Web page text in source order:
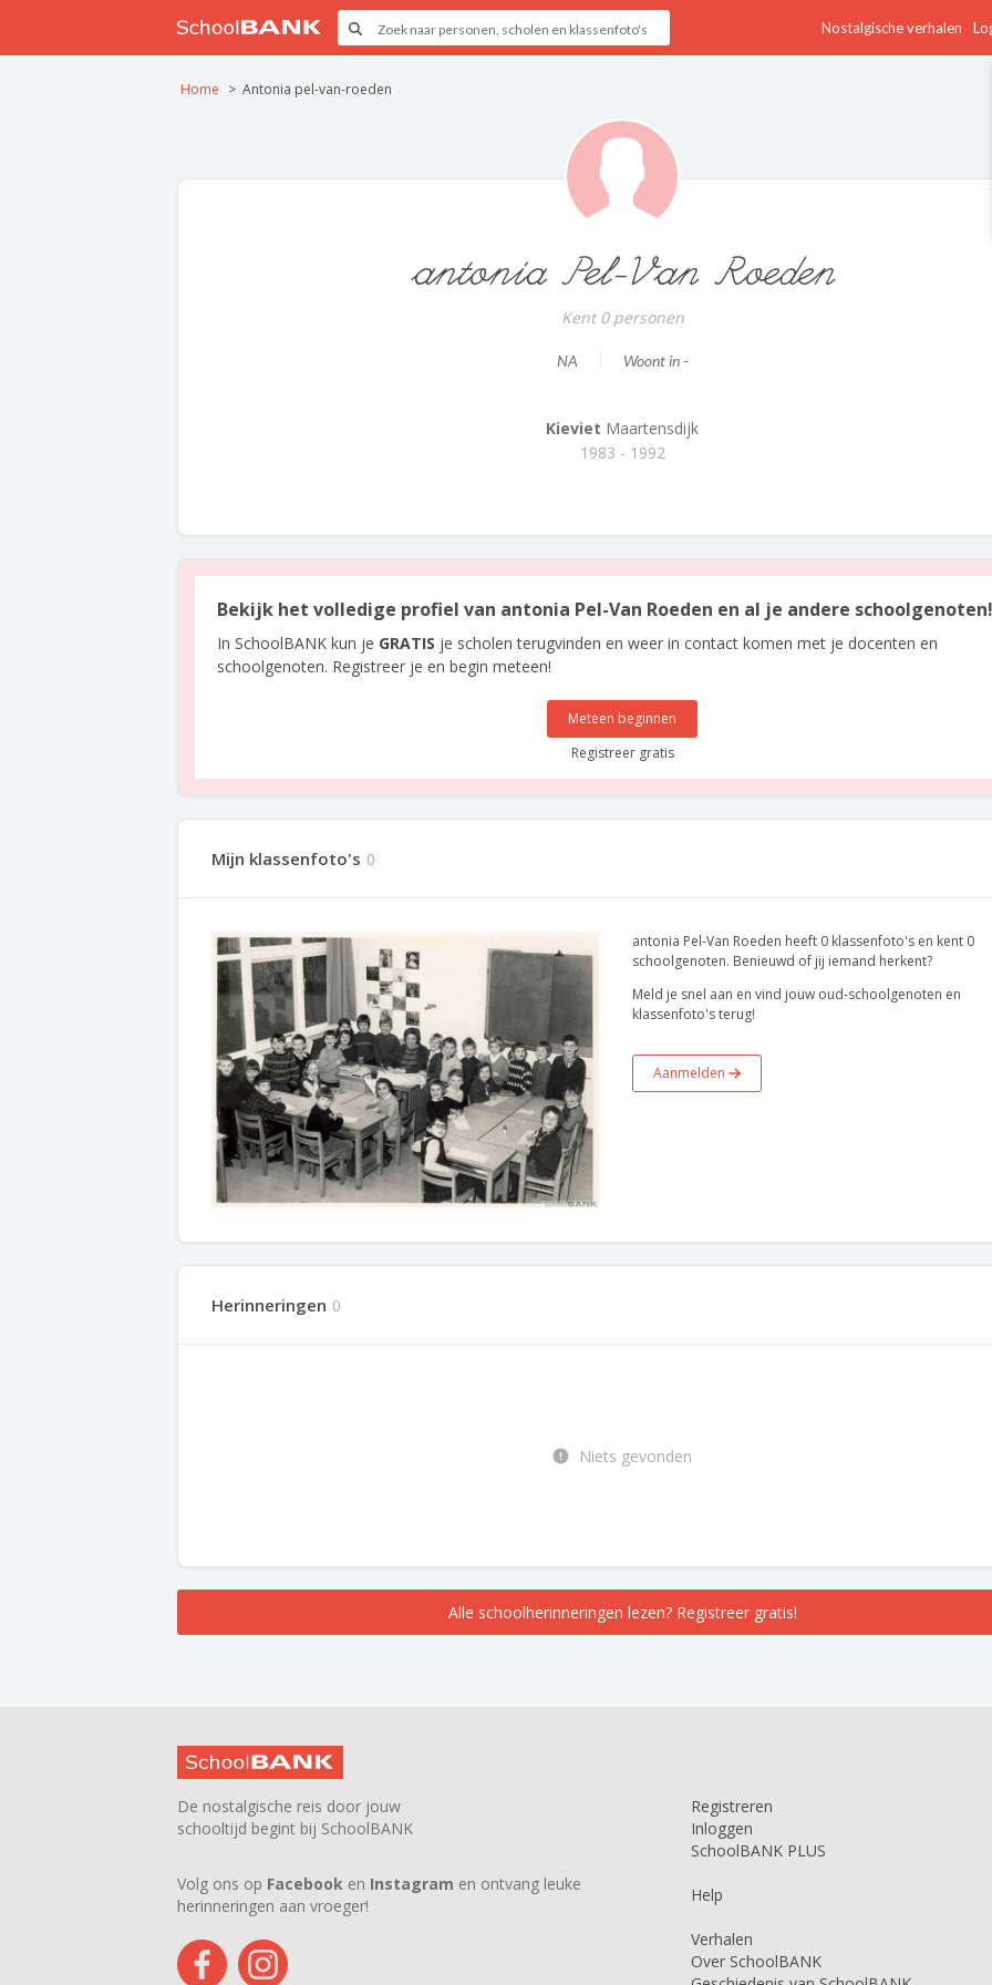
Nostalgische verhalen
Home Antonia pel-van-roeden
antonia Pel-Van Roeden
Kent 0 personen
NA Woont in -
Kieviet Maartensdijk
1983 - 1992
Bekijk het volledige profiel van antonia Pel-Van Roeden en al je andere schoolgenoten!
In SchoolBANK kun je GRATIS je scholen terugvinden en weer in contact komen met je docenten en
schoolgenoten. Registreer je en begin meteen!
Meteen beginnen
Registreer gratis
Mijn klassenfoto's 0
antonia Pel-Van Roeden heeft 0 klassenfoto's en kent 0
schoolgenoten. Benieuwd of jij iemand herkent?
Meld je snel aan en vind jouw oud-schoolgenoten en
klassenfoto's terug!
Aanmelden
Herinneringen 0
Niets gevonden
Alle schoolherinneringen lezen? Registreer gratis!
De nostalgische reis door jouw
schooltijd begint bij SchoolBANK
Volg ons op Facebook en Instagram en ontvang leuke
herinneringen aan vroeger!
Registreren
Inloggen
SchoolBANK PLUS
Help
Verhalen
Over SchoolBANK